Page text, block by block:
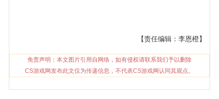
【责任编辑：李恩橙】
免责声明：本文图片引用自网络，如有侵权请联系我们予以删除
CS游戏网发布此文仅为传递信息，不代表CS游戏网认同其观点。